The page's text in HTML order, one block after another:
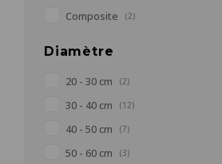
Composite (2)
Diamètre
20 - 30 cm (2)
30 - 40 cm (12)
40 - 50 cm (7)
50 - 60 cm (3)